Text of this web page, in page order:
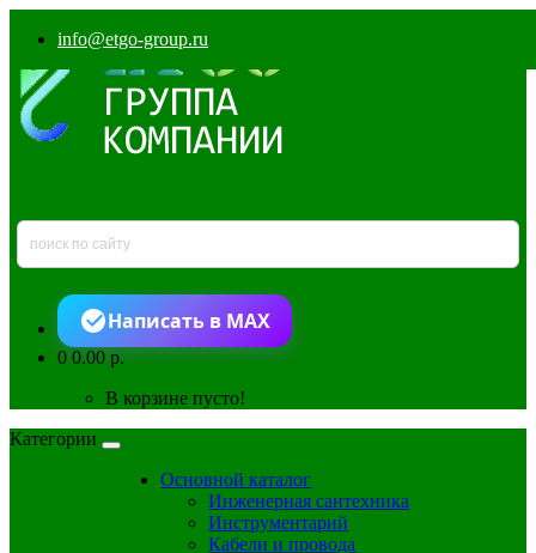
info@etgo-group.ru
Написать в MAX
00.00 р.
В корзине пусто!
Категории
Основной каталог
Инженерная сантехника
Инструментарий
Кабели и провода